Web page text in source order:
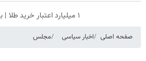
۱ میلیارد اعتبار خرید طلا | بدون ضامن و چک
صفحه اصلی اخبار سیاسی مجلس